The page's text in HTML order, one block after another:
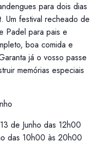
para dois dias
Um festival recheado de
Padel para pais e
boa comida e
já o vosso passe
memórias especiais
de Junho das 12h00
das 10h00 às 20h00